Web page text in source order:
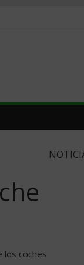
los coches